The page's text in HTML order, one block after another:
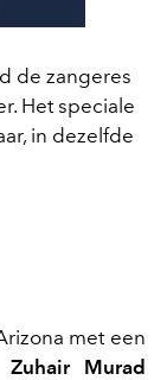
de zangeres
Het speciale
in dezelfde
met een
Zuhair Murad